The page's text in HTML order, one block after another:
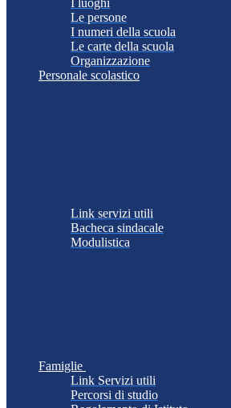
I luoghi
Le persone
I numeri della scuola
Le carte della scuola
Organizzazione
Personale scolastico
Link servizi utili
Bacheca sindacale
Modulistica
Famiglie
Link Servizi utili
Percorsi di studio